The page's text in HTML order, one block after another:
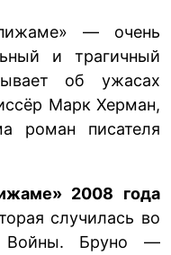
— очень
и трагичный
об ужасах
Марк Херман,
роман писателя
2008 года
случилась во
Войны. Бруно —